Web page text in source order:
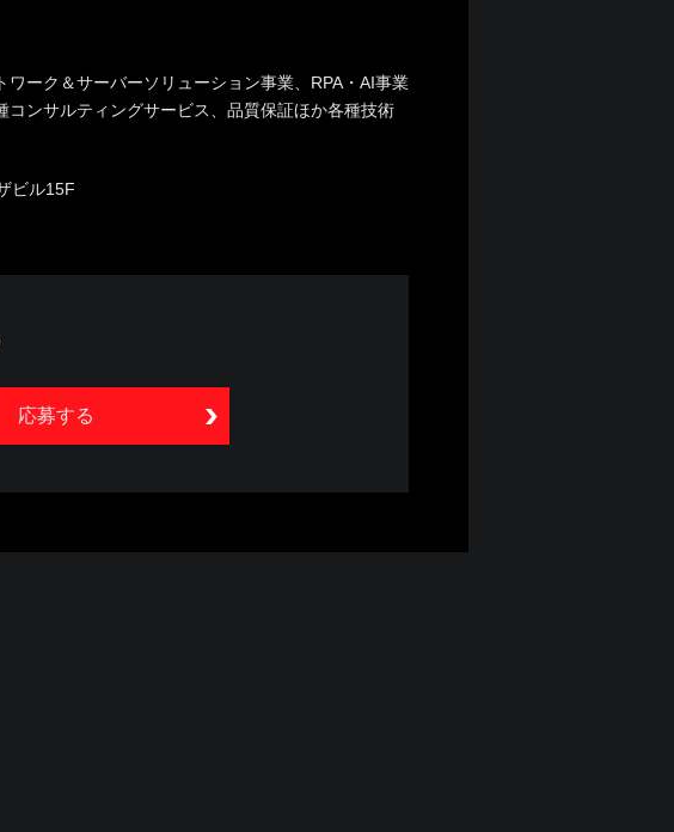
ーク＆サーバーソリューション事業、RPA・AI事業
ンサルティングサービス、品質保証ほか各種技術
ビル15F
応募する